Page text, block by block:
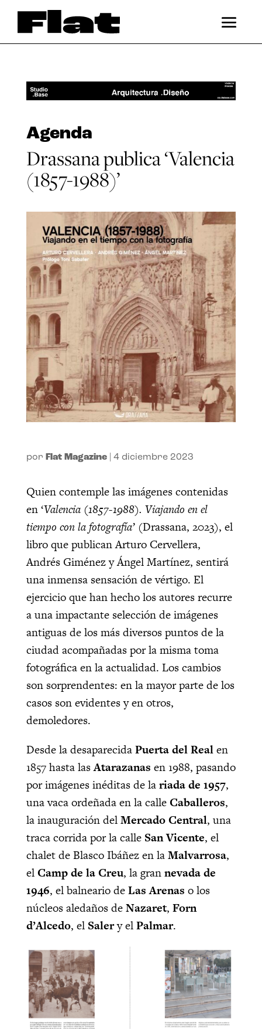
Agenda
Drassana publica ‘Valencia
(1857-1988)’
por Flat Magazine| 4 diciembre 2023
Quien contemple las imágenes contenidas
en ‘Valencia (1857-1988). Viajando en el
tiempo con la fotografía’ (Drassana, 2023), el
libro que publican Arturo Cervellera,
Andrés Giménez y Ángel Martínez, sentirá
una inmensa sensación de vértigo. El
ejercicio que han hecho los autores recurre
a una impactante selección de imágenes
antiguas de los más diversos puntos de la
ciudad acompañadas por la misma toma
fotográfica en la actualidad. Los cambios
son sorprendentes: en la mayor parte de los
casos son evidentes y en otros,
demoledores.
Desde la desaparecidaPuerta del Realen
1857 hasta lasAtarazanas en 1988, pasando
por imágenes inéditas de lariada de 1957,
una vaca ordeñada en la calleCaballeros,
la inauguración delMercado Central, una
traca corrida por la calle San Vicente, el
chalet de Blasco Ibáñez en laMalvarrosa,
elCamp de la Creu, la grannevada de
1946, el balneario deLas Arenas o los
núcleos aledaños deNazaret, Forn
d’Alcedo, el Salery elPalmar.